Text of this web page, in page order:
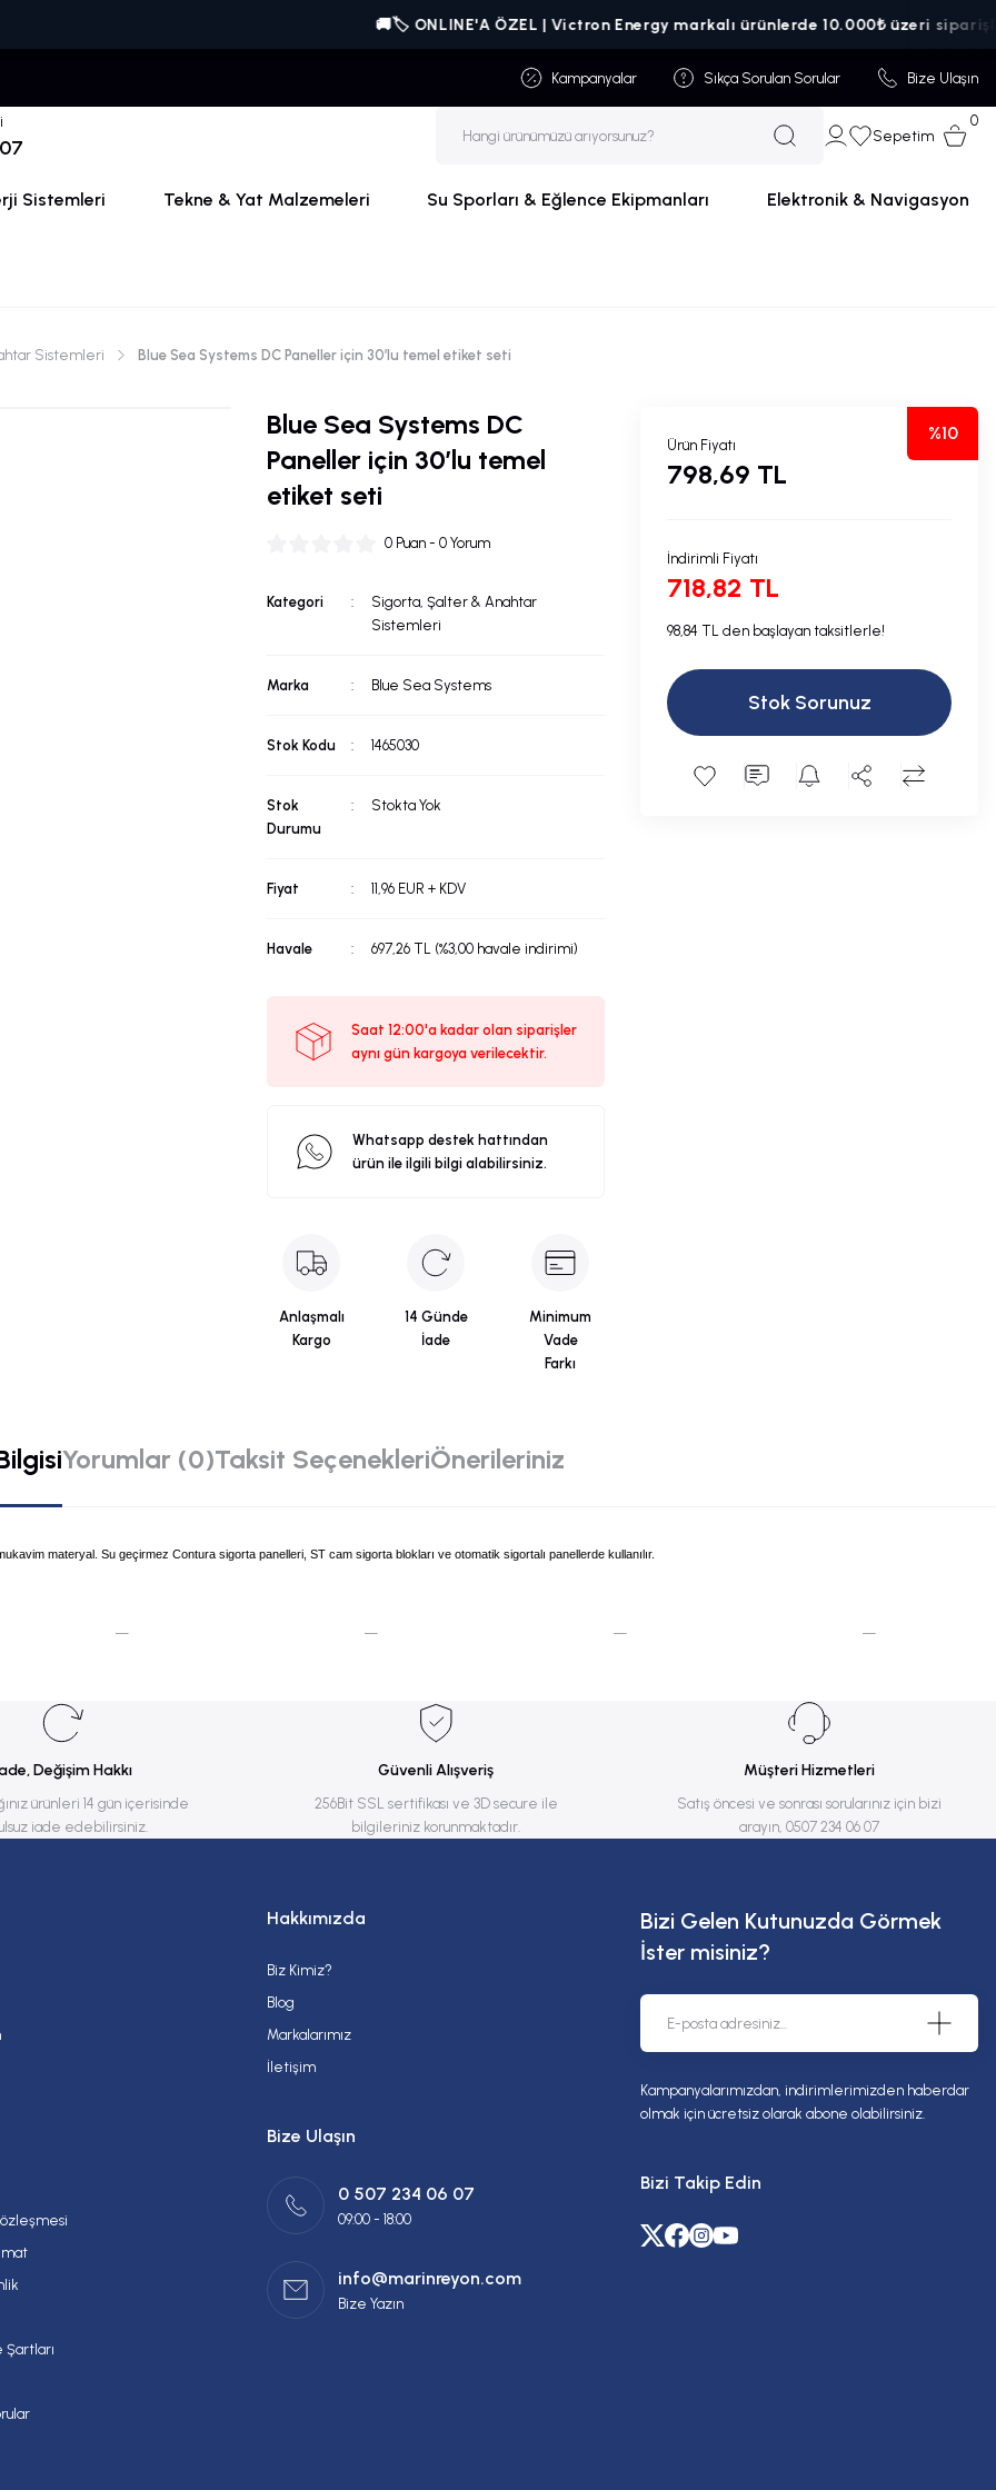
Kampanyalar Sıkça Sorulan Sorular Bize Ulaşın
Sepetim
0
Sistemleri Tekne & Yat Malzemeleri Su Sporları & Eğlence Ekipmanları Elektronik & Navigasyon
🚚🏷️ ONLINE'A ÖZEL | Victron Energy markalı ürünlerde 10.000₺ üzeri siparişlerde
Sistemleri Blue Sea Systems DC Paneller için 30’lu temel etiket seti
Blue Sea Systems DC
Paneller için 30’lu temel
etiket seti
0 Puan - 0 Yorum
Kategori
Sigorta, Şalter & Anahtar
Sistemleri
Marka Blue Sea Systems
Stok Kodu 1465030
Stok
Durumu
Stokta Yok
Fiyat 11,96 EUR + KDV
Havale 697,26 TL (%3,00 havale indirimi)
Saat 12:00'a kadar olan siparişler
aynı gün kargoya verilecektir.
Whatsapp destek hattından
ürün ile ilgili bilgi alabilirsiniz.
Anlaşmalı
Kargo
14 Günde
İade
Minimum
Vade
Farkı
%10
Ürün Fiyatı
798,69 TL
İndirimli Fiyatı
718,82 TL
98,84 TL den başlayan taksitlerle!
Stok Sorunuz
Yorumlar (0)Taksit SeçenekleriÖnerileriniz
materyal. Su geçirmez Contura sigorta panelleri, ST cam sigorta blokları ve otomatik sigortalı panellerde kullanılır.
Değişim Hakkı
ürünleri 14 gün içerisinde
iade edebilirsiniz.
Güvenli Alışveriş
256Bit SSL sertifikası ve 3D secure ile
bilgileriniz korunmaktadır.
Müşteri Hizmetleri
Satış öncesi ve sonrası sorularınız için bizi
arayın, 0507 234 06 07
Hakkımızda
Biz Kimiz?
Blog
Markalarımız
İletişim
Bize Ulaşın
0 507 234 06 07
09:00 - 18:00
info@marinreyon.com
Bize Yazın
Bizi Gelen Kutunuzda Görmek
İster misiniz?
Kampanyalarımızdan, indirimlerimizden haberdar
olmak için ücretsiz olarak abone olabilirsiniz.
Bizi Takip Edin